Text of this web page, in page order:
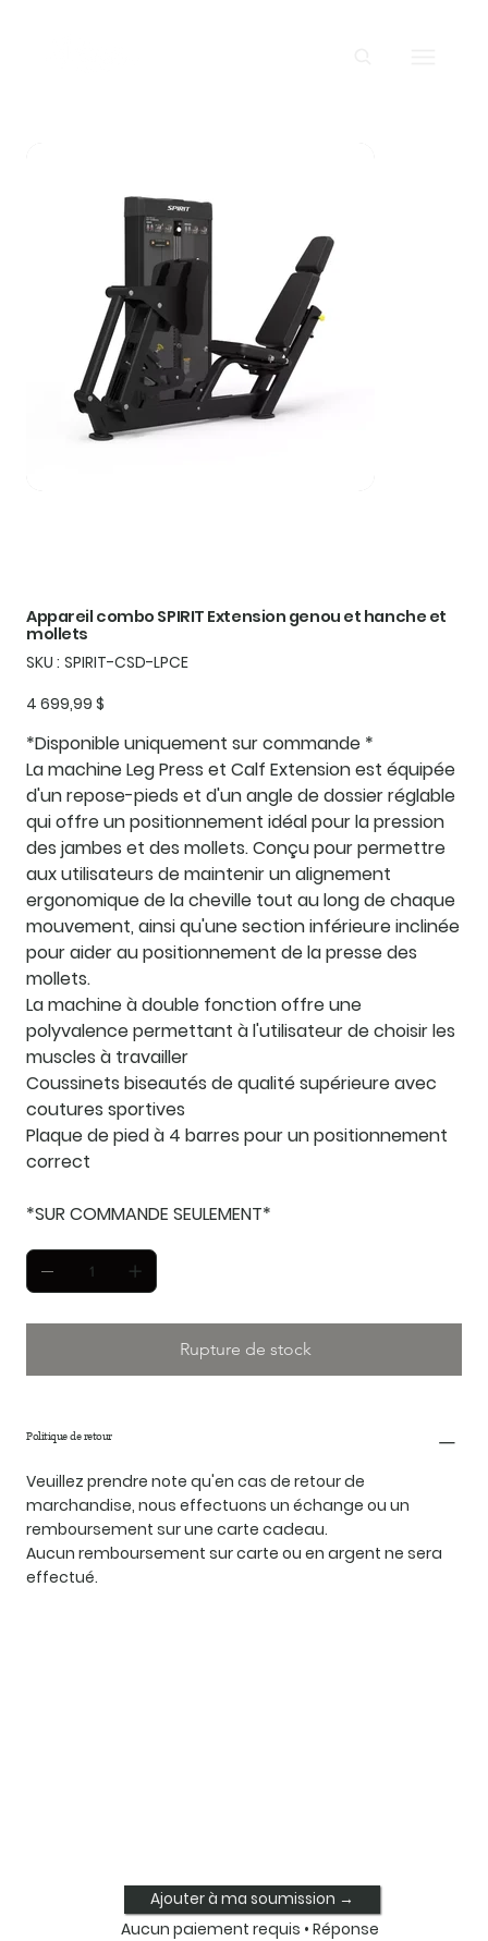
Appareil combo SPIRIT Extension genou et hanche et
mollets
SKU : SKU
SPIRIT-
SPIRIT-CSD-LPCE
Prix
4 699,99 $
*Disponible uniquement sur commande *
La machine Leg Press et Calf Extension est équipée
d'un repose-pieds et d'un angle de dossier réglable
qui offre un positionnement idéal pour la pression
des jambes et des mollets. Conçu pour permettre
aux utilisateurs de maintenir un alignement
ergonomique de la cheville tout au long de chaque
mouvement, ainsi qu'une section inférieure inclinée
pour aider au positionnement de la presse des
mollets.
La machine à double fonction offre une
polyvalence permettant à l'utilisateur de choisir les
muscles à travailler
Coussinets biseautés de qualité supérieure avec
coutures sportives
Plaque de pied à 4 barres pour un positionnement
correct
*SUR COMMANDE SEULEMENT*
Rupture de stock
Politique de retour
Veuillez prendre note qu'en cas de retour de
marchandise, nous effectuons un échange ou un
remboursement sur une carte cadeau.
Aucun remboursement sur carte ou en argent ne sera
effectué.
Ajouter à ma soumission →
Aucun paiement requis • Réponse